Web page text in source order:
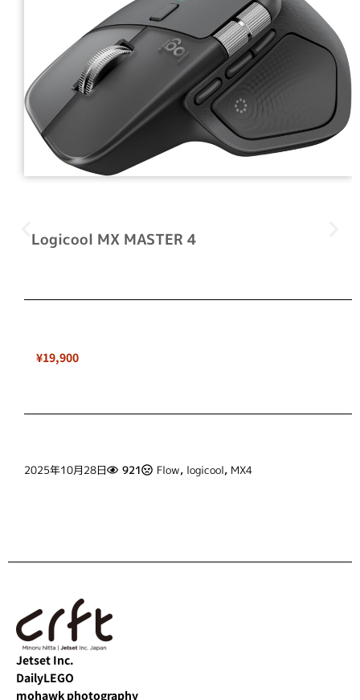
Logicool MX MASTER 4
¥19,900
2025年10月28日 921 Flow, logicool, MX4
Jetset Inc.
DailyLEGO
mohawk photography